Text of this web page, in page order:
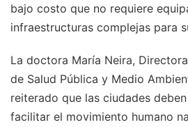
bajo costo que no requiere
infraestructuras complejas para
La doctora María Neira,
de Salud Pública y Medio
reiterado que las ciudades
facilitar el movimiento humano